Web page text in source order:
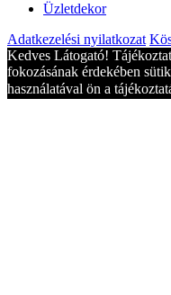
Üzletdekor
Adatkezelési nyilatkozat
Kedves Látogató!
fokozásának érdekében
használatával ön a